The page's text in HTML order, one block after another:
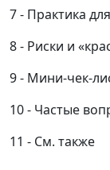
Практика
Риски и
Мини-чек-
Частые
См. также